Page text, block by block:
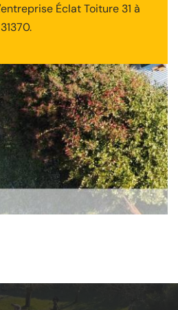
Éclat Toiture 31 à